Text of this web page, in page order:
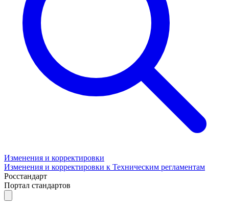
Изменения и корректировки
Изменения и корректировки к Техническим регламентам
Росстандарт
Портал стандартов